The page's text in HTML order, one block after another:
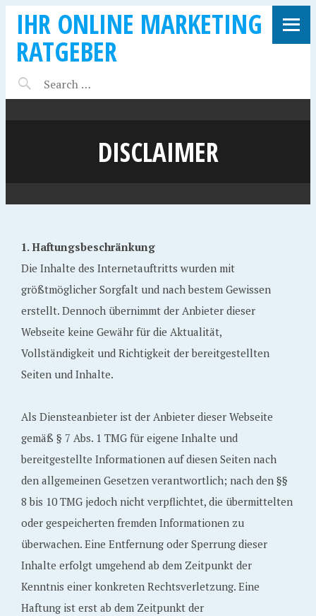
IHR ONLINE MARKETING
RATGEBER
DISCLAIMER
1. Haftungsbeschränkung
Die Inhalte des Internetauftritts wurden mit
größtmöglicher Sorgfalt und nach bestem Gewissen
erstellt. Dennoch übernimmt der Anbieter dieser
Webseite keine Gewähr für die Aktualität,
Vollständigkeit und Richtigkeit der bereitgestellten
Seiten und Inhalte.
Als Diensteanbieter ist der Anbieter dieser Webseite
gemäß § 7 Abs. 1 TMG für eigene Inhalte und
bereitgestellte Informationen auf diesen Seiten nach
den allgemeinen Gesetzen verantwortlich; nach den §§
8 bis 10 TMG jedoch nicht verpflichtet, die übermittelten
oder gespeicherten fremden Informationen zu
überwachen. Eine Entfernung oder Sperrung dieser
Inhalte erfolgt umgehend ab dem Zeitpunkt der
Kenntnis einer konkreten Rechtsverletzung. Eine
Haftung ist erst ab dem Zeitpunkt der